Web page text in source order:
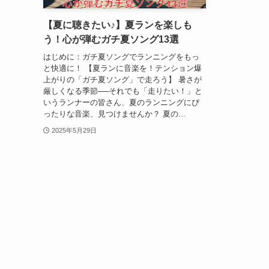
【夏に聴きたい♪】夏ランを楽しも
う！心が弾むガチ夏ソング13選
はじめに：ガチ夏ソングでランニングをもっ
と快適に！ 【夏ランに音楽を！テンション爆
上がりの「ガチ夏ソング」で走ろう】 暑さが
厳しくなる季節──それでも「走りたい！」と
いうランナーの皆さん、夏のランニングにぴ
ったりな音楽、見つけませんか？ 夏の...
2025年5月29日